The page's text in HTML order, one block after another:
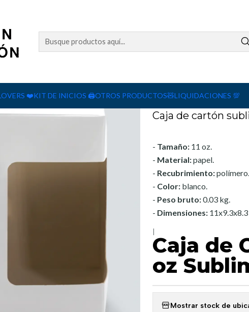
❤️KIT DE INICIOS 🖨️OTROS PRODUCTOS🧸LIQUIDACIONES 💯
Caracteristicas técnicas
Caja de cartón
- Tamaño: 11 oz.
- Material:papel.
- Recubrimiento:polímero.
- Color: blanco.
- Peso bruto:0.03 kg.
- Dimensiones:
Caja de
oz
Mostrar stock de